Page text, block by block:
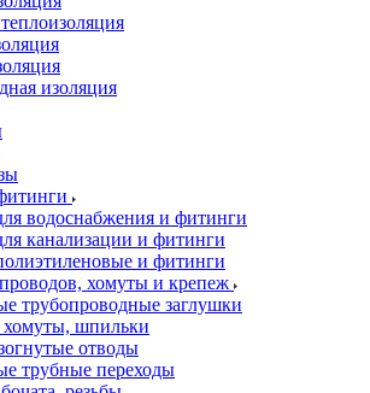
изоляция
водоснабжения и фитинги
канализации и фитинги
и фитинги
хомуты и крепеж
трубопроводные заглушки
шпильки
отводы
трубные переходы